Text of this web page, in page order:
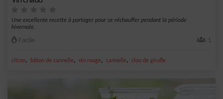
Une excellente recette à partager pour se réchauffer pendant la période
hivernale.
Facile 1
citron, bâton de cannelle, vin rouge, cannelle, clou de girofle